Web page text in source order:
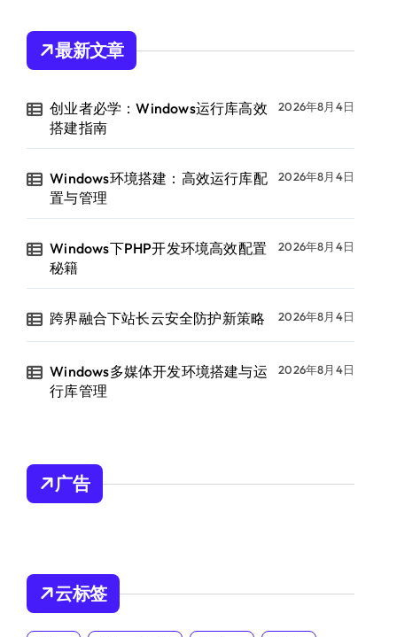
最新文章
创业者必学：Windows运行库高效
搭建指南
2026年8月4日
Windows环境搭建：高效运行库配
置与管理
2026年8月4日
Windows下PHP开发环境高效配置
秘籍
2026年8月4日
跨界融合下站长云安全防护新策略 2026年8月4日
Windows多媒体开发环境搭建与运
行库管理
2026年8月4日
广告
云标签